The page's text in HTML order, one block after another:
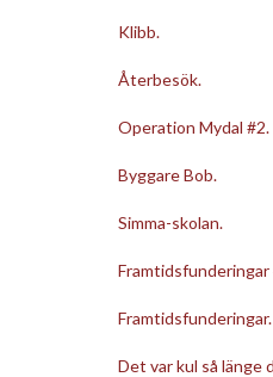
Klibb.
Återbesök.
Operation Mydal #2.
Byggare Bob.
Simma-skolan.
Framtidsfunderingar
Framtidsfunderingar.
Det var kul så länge